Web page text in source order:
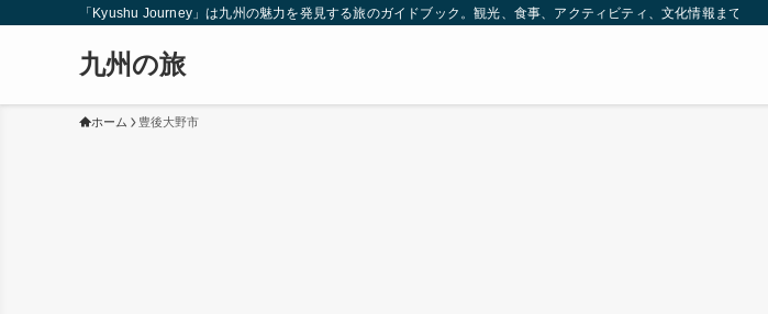
「Kyushu Journey」は九州の魅力を発見する旅のガイドブック。観光、食事、アクティビティ、文化情報まで、
九州の旅
ホーム 豊後大野市